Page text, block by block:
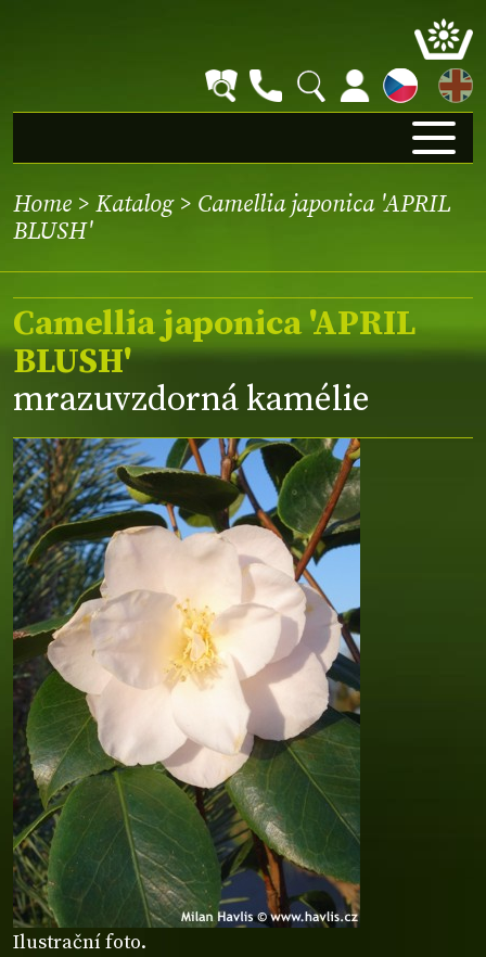
EN
Home > Katalog> Camellia japonica 'APRIL
BLUSH'
Ilustrační foto.
Camellia japonica 'APRIL
BLUSH'
mrazuvzdorná kamélie